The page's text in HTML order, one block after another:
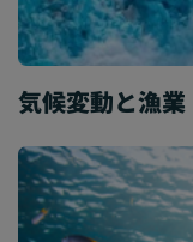
気候変動と漁業